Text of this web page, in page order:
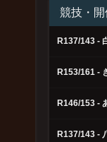
競技・
R137/143 -
R153/161 -
R146/153 -
R137/143 -